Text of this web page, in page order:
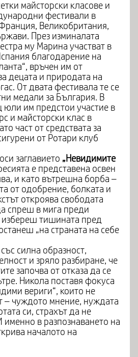
майсторски класове и
фестивали в
Великобритания,
През изминалата
му Марина участват в
благодарение на
връчен им от
децата и природата на
От двата фестивала те се
медали за България. В
юли им предстои участие в
и майсторски клас в
част от средствата за
от Ротари клуб
заглавието „Невидимите
е представена освен
и като вътрешна борба –
от одобрение, болката и
откроява свободата
спреш в мига преди
тишината пред
„на страната на себе
силна образност,
и зряло разбиране, че
започва от отказа да се
Никола поставя фокуса
вериги“, които не
– чуждото мнение, нуждата
си, страхът да не
в разпознаването на
началото на